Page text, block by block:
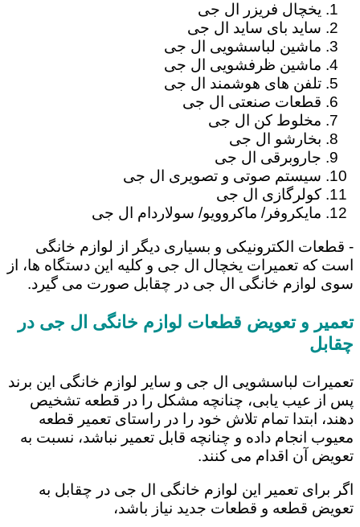
یخچال فریزر ال جی
ساید بای ساید ال جی
ماشین لباسشویی ال جی
ماشین ظرفشویی ال جی
تلفن های هوشمند ال جی
قطعات صنعتی ال جی
مخلوط کن ال جی
بخارشو ال جی
جاروبرقی ال جی
سیستم صوتی و تصویری ال جی
کولرگازی ال جی
مایکروفر/ ماکروویو/ سولاردام ال جی
- قطعات الکترونیکی و بسیاری دیگر از لوازم خانگی
است که تعمیرات یخچال ال جی و کلیه این دستگاه ها، از
سوی لوازم خانگی ال جی در چقابل صورت می گیرد.
تعمیر و تعویض قطعات لوازم خانگی ال جی در
چقابل
تعمیرات لباسشویی ال جی و سایر لوازم خانگی این برند
پس از عیب یابی، چنانچه مشکل را در قطعه تشخیص
دهند، ابتدا تمام تلاش خود را در راستای تعمیر قطعه
معیوب انجام داده و چنانچه قابل تعمیر نباشد، نسبت به
تعویض آن اقدام می کنند.
اگر برای تعمیر این لوازم خانگی ال جی در چقابل به
تعویض قطعه و قطعات جدید نیاز باشد،